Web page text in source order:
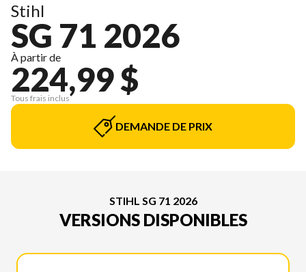
Stihl
SG 71 2026
À partir de
224,99 $
Tous frais inclus
DEMANDE DE PRIX
STIHL SG 71 2026
VERSIONS DISPONIBLES